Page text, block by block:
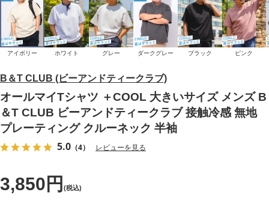
B＆T CLUB (ビーアンドティークラブ)
オールマイTシャツ ＋COOL 大きいサイズ メンズ B
＆T CLUB ビーアンドティークラブ 接触冷感 無地
プレーティング クルーネック 半袖
5.0 （4） レビューを見る
3,850円 (税込)
アイボリー ホワイト グレー ダークグレー ブラック ピンク